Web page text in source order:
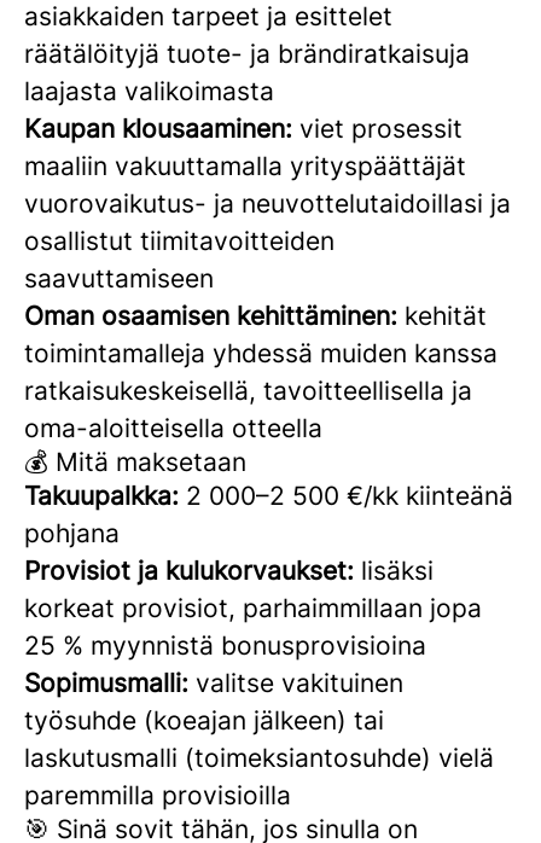
asiakkaiden tarpeet ja esittelet
räätälöityjä tuote- ja brändiratkaisuja
laajasta valikoimasta
Kaupan klousaaminen: viet prosessit
maaliin vakuuttamalla yrityspäättäjät
vuorovaikutus- ja neuvottelutaidoillasi ja
osallistut tiimitavoitteiden
saavuttamiseen
Oman osaamisen kehittäminen: kehität
toimintamalleja yhdessä muiden kanssa
ratkaisukeskeisellä, tavoitteellisella ja
oma-aloitteisella otteella
💰 Mitä maksetaan
Takuupalkka: 2 000–2 500 €/kk kiinteänä
pohjana
Provisiot ja kulukorvaukset: lisäksi
korkeat provisiot, parhaimmillaan jopa
25 % myynnistä bonusprovisioina
Sopimusmalli: valitse vakituinen
työsuhde (koeajan jälkeen) tai
laskutusmalli (toimeksiantosuhde) vielä
paremmilla provisioilla
🎯 Sinä sovit tähän, jos sinulla on